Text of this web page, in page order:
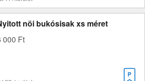
nöi bukósisak xs méret
000 Ft